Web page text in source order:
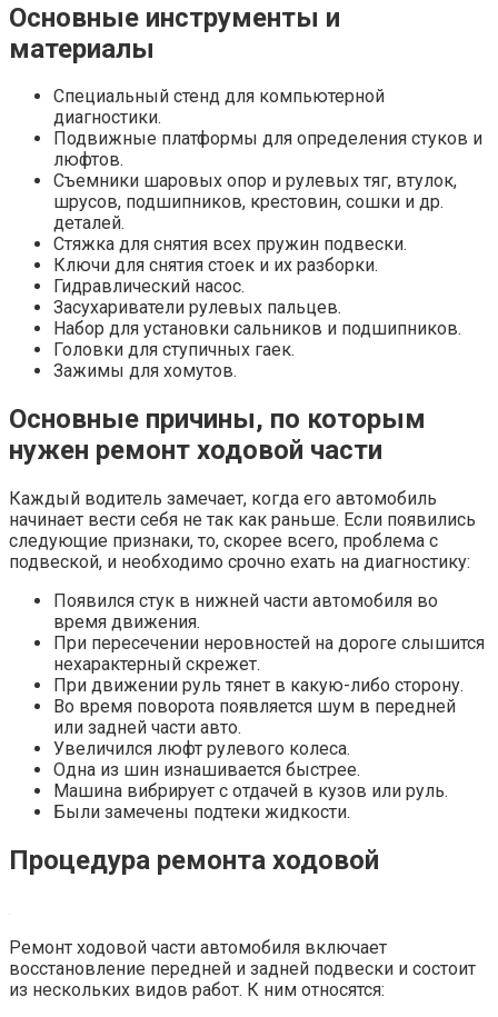
Основные инструменты и
материалы
Специальный стенд для компьютерной
диагностики.
Подвижные платформы для определения стуков и
люфтов.
Съемники шаровых опор и рулевых тяг, втулок,
шрусов, подшипников, крестовин, сошки и др.
деталей.
Стяжка для снятия всех пружин подвески.
Ключи для снятия стоек и их разборки.
Гидравлический насос.
Засухариватели рулевых пальцев.
Набор для установки сальников и подшипников.
Головки для ступичных гаек.
Зажимы для хомутов.
Основные причины, по которым
нужен ремонт ходовой части
Каждый водитель замечает, когда его автомобиль
начинает вести себя не так как раньше. Если появились
следующие признаки, то, скорее всего, проблема с
подвеской, и необходимо срочно ехать на диагностику:
Появился стук в нижней части автомобиля во
время движения.
При пересечении неровностей на дороге слышится
нехарактерный скрежет.
При движении руль тянет в какую-либо сторону.
Во время поворота появляется шум в передней
или задней части авто.
Увеличился люфт рулевого колеса.
Одна из шин изнашивается быстрее.
Машина вибрирует с отдачей в кузов или руль.
Были замечены подтеки жидкости.
Процедура ремонта ходовой
Ремонт ходовой части автомобиля включает
восстановление передней и задней подвески и состоит
из нескольких видов работ. К ним относятся: